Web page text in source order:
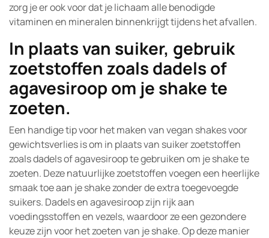
zorg je er ook voor dat je lichaam alle benodigde
vitaminen en mineralen binnenkrijgt tijdens het afvallen.
In plaats van suiker, gebruik
zoetstoffen zoals dadels of
agavesiroop om je shake te
zoeten.
Een handige tip voor het maken van vegan shakes voor
gewichtsverlies is om in plaats van suiker zoetstoffen
zoals dadels of agavesiroop te gebruiken om je shake te
zoeten. Deze natuurlijke zoetstoffen voegen een heerlijke
smaak toe aan je shake zonder de extra toegevoegde
suikers. Dadels en agavesiroop zijn rijk aan
voedingsstoffen en vezels, waardoor ze een gezondere
keuze zijn voor het zoeten van je shake. Op deze manier